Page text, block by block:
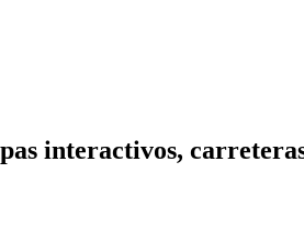
interactivos,